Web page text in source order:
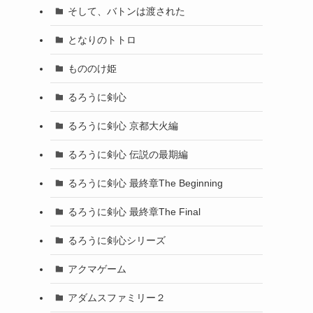
そして、バトンは渡された
となりのトトロ
もののけ姫
るろうに剣心
るろうに剣心 京都大火編
るろうに剣心 伝説の最期編
るろうに剣心 最終章The Beginning
るろうに剣心 最終章The Final
るろうに剣心シリーズ
アクマゲーム
アダムスファミリー２